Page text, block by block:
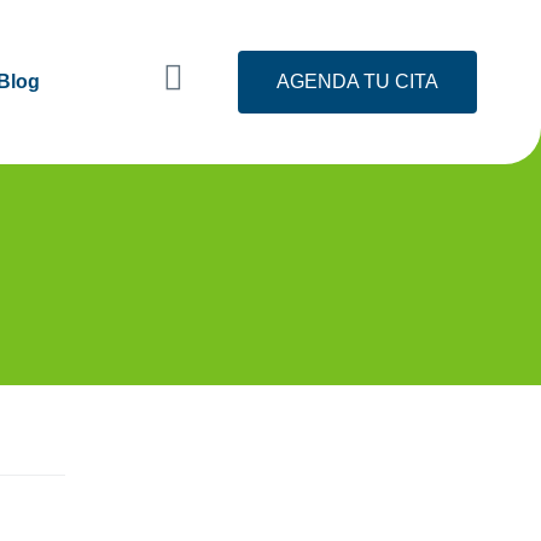
AGENDA TU CITA